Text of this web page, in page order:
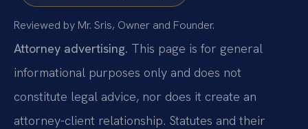
Reviewed by Mr. Sris, Owner and Founder.
Attorney advertising. This page is for general
informational purposes only and does not
constitute legal advice, nor does it create an
attorney-client relationship. Statutes and their